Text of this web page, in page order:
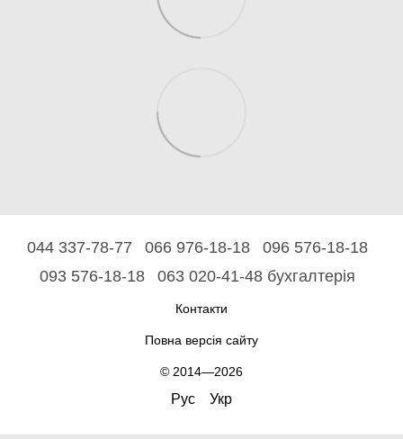
044 337-78-77 066 976-18-18
096 576-18-18
093 576-18-18
063 020-41-48 бухгалтерія
Контакти
Повна версія сайту
© 2014—2026
Рус Укр